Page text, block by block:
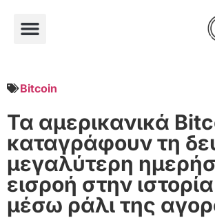
Bitcoin
Τα αμερικανικά
καταγράφουν τη
μεγαλύτερη
εισροή στην
μέσω ράλι της